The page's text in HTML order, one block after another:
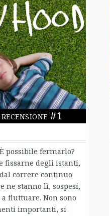
#1
possibile fermarlo?
fissarne degli istanti,
correre continuo
ne stanno lì, sospesi,
fluttuare. Non sono
importanti, si